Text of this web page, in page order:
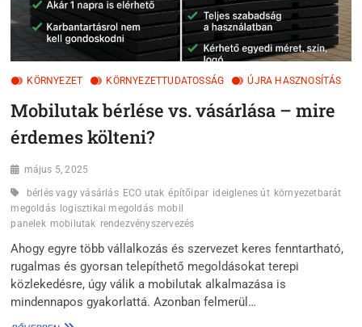
KÖRNYEZET KÖRNYEZETTUDATOSSÁG ÚJRA HASZNOSÍTÁS
Mobilutak bérlése vs. vásárlása – mire
érdemes költeni?
május 5, 2025
bérlés vagy vásárlás ECO utak építőipar ideiglenes út környezetbarát
megoldás logisztikai megoldás mobil
panelek mobilutak rendezvényszervezés
Ahogy egyre több vállalkozás és szervezet keres fenntartható,
rugalmas és gyorsan telepíthető megoldásokat terepi
közlekedésre, úgy válik a mobilutak alkalmazása is
mindennapos gyakorlattá. Azonban felmerül…